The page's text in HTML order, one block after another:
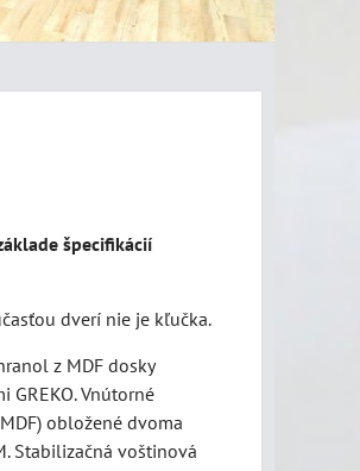
špecifikácií
dverí nie je kľučka.
z MDF dosky
GREKO. Vnútorné
obložené dvoma
Stabilizačná voštinová